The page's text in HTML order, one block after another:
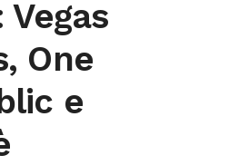
Vegas
One
e